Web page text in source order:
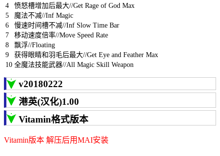
4
5
6
7
8
9
10
愤怒槽增加后最大//Get Rage of God Max
魔法不减//Inf Magic
慢速时间槽不减//Inf Slow Time Bar
移动速度倍率//Move Speed Rate
飘浮//Floating
获得眼睛和羽毛后最大//Get Eye and Feather Max
全魔法技能武器//All Magic Skill Weapon
v20180222
港英(汉化)1.00
Vitamin格式版本
Vitamin版本 解压后用MAI安装